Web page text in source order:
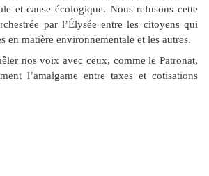
et cause écologique. Nous refusons cette
par l’Élysée entre les citoyens qui
en matière environnementale et les autres.
nos voix avec ceux, comme le Patronat,
l’amalgame entre taxes et cotisations